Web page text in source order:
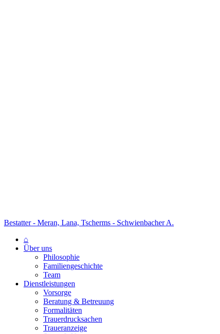
Bestatter - Meran, Lana, Tscherms - Schwienbacher A.
⌂
Über uns
Philosophie
Familiengeschichte
Team
Dienstleistungen
Vorsorge
Beratung & Betreuung
Formalitäten
Trauerdrucksachen
Traueranzeige